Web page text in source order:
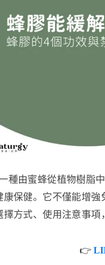
種由蜜蜂從植物樹脂
康保健。它不僅能增
方式、使用注意事項
👉